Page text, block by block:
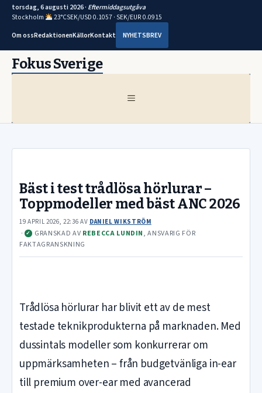
torsdag, 6 augusti 2026 · Eftermiddagsutgåva
Stockholm
23°CSEK/USD 0.1057 · SEK/EUR 0.0915
Om ossRedaktionenKällorKontakt NYHETSBREV
Hoppa
tillFokus Sverige
MENY
Bäst i test trådlösa hörlurar –
Toppmodeller med bäst ANC 2026
19 APRIL 2026, 22:36 AV DANIEL WIKSTRÖM
· ✓ GRANSKAD AV REBECCA LUNDIN, ANSVARIG FÖR
FAKTAGRANSKNING
Trådlösa hörlurar har blivit ett av de mest
testade teknikprodukterna på marknaden. Med
dussintals modeller som konkurrerar om
uppmärksamheten – från budgetvänliga in-ear
till premium over-ear med avancerad